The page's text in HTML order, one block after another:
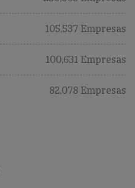
105,537 Empresas
100,631 Empresas
82,078 Empresas